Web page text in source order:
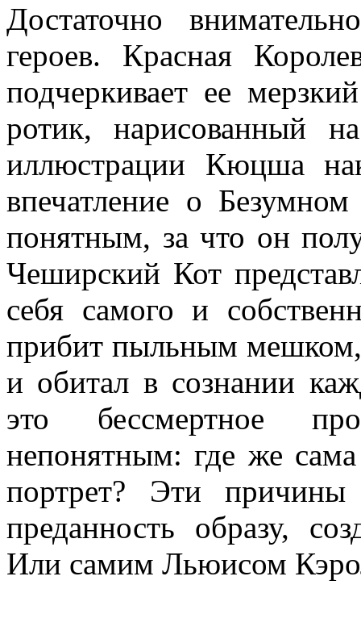
Достаточно
героев. Красная
подчеркивает ее
ротик, нарисованный
иллюстрации Кюцша
впечатление о
понятным, за что он
Чеширский Кот
себя самого и
прибит пыльным мешком,
и обитал в сознании
это бессмертное
непонятным: где же
портрет? Эти
преданность образу,
Или самим Льюисом